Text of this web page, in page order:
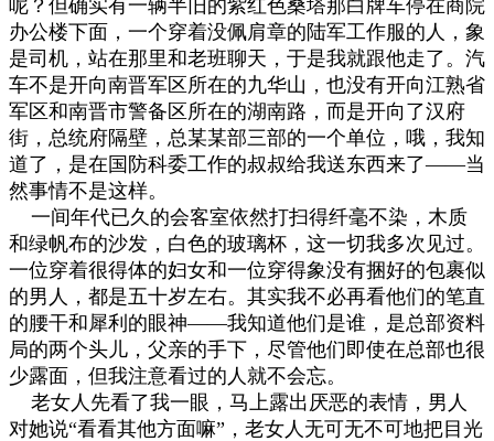
呢？但确实有一辆半旧的紫红色桑塔那白牌车停在商院
办公楼下面，一个穿着没佩肩章的陆军工作服的人，象
是司机，站在那里和老班聊天，于是我就跟他走了。汽
车不是开向南晋军区所在的九华山，也没有开向江熟省
军区和南晋市警备区所在的湖南路，而是开向了汉府
街，总统府隔壁，总某某部三部的一个单位，哦，我知
道了，是在国防科委工作的叔叔给我送东西来了——当
然事情不是这样。
一间年代已久的会客室依然打扫得纤毫不染，木质
和绿帆布的沙发，白色的玻璃杯，这一切我多次见过。
一位穿着很得体的妇女和一位穿得象没有捆好的包裹似
的男人，都是五十岁左右。其实我不必再看他们的笔直
的腰干和犀利的眼神——我知道他们是谁，是总部资料
局的两个头儿，父亲的手下，尽管他们即使在总部也很
少露面，但我注意看过的人就不会忘。
老女人先看了我一眼，马上露出厌恶的表情，男人
对她说“看看其他方面嘛” ，老女人无可无不可地把目光